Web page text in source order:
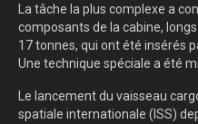
La tâche la plus complexe a
composants de la cabine,
17 tonnes, qui ont été insérés
Une technique spéciale a été
Le lancement du vaisseau
spatiale internationale (ISS)